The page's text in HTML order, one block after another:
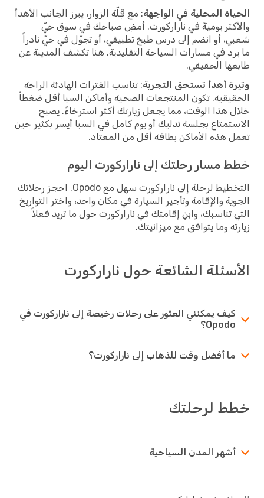
الحياة المحلية في الواجهة: مع قِلّة الزوار، يبرز الجانب الأهدأ
والأكثر يوميةً في ناراركورت. أمضِ صباحك في سوق حيّ
شعبي، أو انضم إلى درس طبخ تطبيقي، أو تجوّل في حيّ نادراً
ما يرد في مسارات السياحة التقليدية. هنا تكشف المدينة عن
طابعها الحقيقي.
وتيرة أهدأ تستحق التجربة: تناسب الفترات الهادئة الراحة
الحقيقية. تكون المنتجعات الصحية وأماكن السبا أقل ضغطاً
خلال هذا الوقت، مما يجعل زيارتك أكثر استرخاءً. يصبح
الاستمتاع بجلسة تدليك أو يوم كامل في السبا أيسر بكثير حين
تعمل هذه الأماكن بطاقة أقل من المعتاد.
خطط مسار رحلتك إلى ناراركورت اليوم
التخطيط لرحلة إلى ناراركورت سهل مع Opodo. احجز رحلاتك
الجوية والإقامة وتأجير السيارة في مكان واحد، واختر التواريخ
التي تناسبك، وابنِ إقامتك في ناراركورت حول ما تريد فعلاً
زيارته وما يتوافق مع ميزانيتك.
الأسئلة الشائعة حول ناراركورت
كيف يمكنني العثور على رحلات رخيصة إلى ناراركورت في
Opodo؟
ما أفضل وقت للذهاب إلى ناراركورت؟
خطط لرحلتك
أشهر المدن السياحية